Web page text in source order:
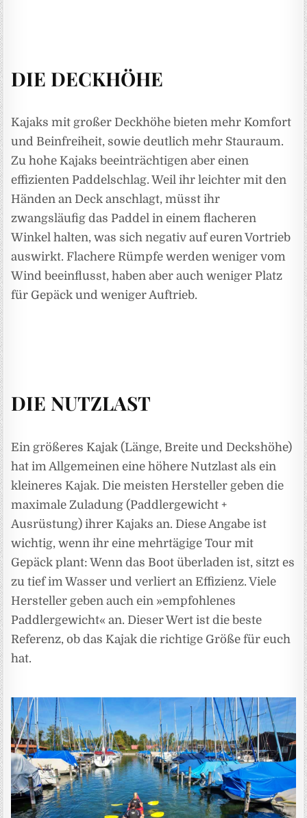
DIE DECKHÖHE
Kajaks mit großer Deckhöhe bieten mehr Komfort
und Beinfreiheit, sowie deutlich mehr Stauraum.
Zu hohe Kajaks beeinträchtigen aber einen
effizienten Paddelschlag. Weil ihr leichter mit den
Händen an Deck anschlagt, müsst ihr
zwangsläufig das Paddel in einem flacheren
Winkel halten, was sich negativ auf euren Vortrieb
auswirkt. Flachere Rümpfe werden weniger vom
Wind beeinflusst, haben aber auch weniger Platz
für Gepäck und weniger Auftrieb.
DIE NUTZLAST
Ein größeres Kajak (Länge, Breite und Deckshöhe)
hat im Allgemeinen eine höhere Nutzlast als ein
kleineres Kajak. Die meisten Hersteller geben die
maximale Zuladung (Paddlergewicht +
Ausrüstung) ihrer Kajaks an. Diese Angabe ist
wichtig, wenn ihr eine mehrtägige Tour mit
Gepäck plant: Wenn das Boot überladen ist, sitzt es
zu tief im Wasser und verliert an Effizienz. Viele
Hersteller geben auch ein »empfohlenes
Paddlergewicht« an. Dieser Wert ist die beste
Referenz, ob das Kajak die richtige Größe für euch
hat.